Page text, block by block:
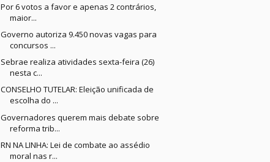
Por 6 votos a favor e apenas 2 contrários,
maior...
Governo autoriza 9.450 novas vagas para
concursos ...
Sebrae realiza atividades sexta-feira (26)
nesta c...
CONSELHO TUTELAR: Eleição unificada de
escolha do ...
Governadores querem mais debate sobre
reforma trib...
RN NA LINHA: Lei de combate ao assédio
moral nas r...